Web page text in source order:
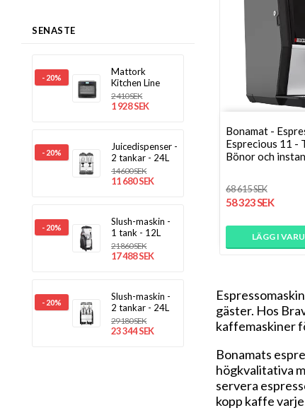
SENASTE
- 20%
Mattork
Kitchen Line
2 410 SEK
1 928 SEK
- 20%
Juicedispenser -
2 tankar - 24L
14 600 SEK
11 680 SEK
- 20%
Slush-maskin -
1 tank - 12L
21 860 SEK
17 488 SEK
- 20%
Slush-maskin -
2 tankar - 24L
29 180 SEK
23 344 SEK
Bonamat -
Esprecious 11 -
Bönor och
68 615 SEK
58 323 SEK
LÄGG I
gäster. Hos
kaffemaskiner
Bonamats
högkvalitativa
servera
kopp kaffe